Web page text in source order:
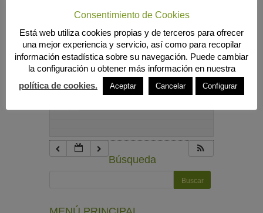
9:00 pm
10:00 pm
Búsqueda
Consentimiento de Cookies
Está web utiliza cookies propias y de terceros para ofrecer
una mejor experiencia y servicio, así como para recopilar
información estadística sobre su navegación. Puede cambiar
la configuración u obtener más información en nuestra
política de cookies.
Aceptar Cancelar Configurar